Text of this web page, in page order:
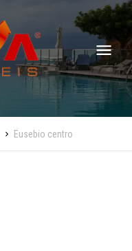
Eusebio centro